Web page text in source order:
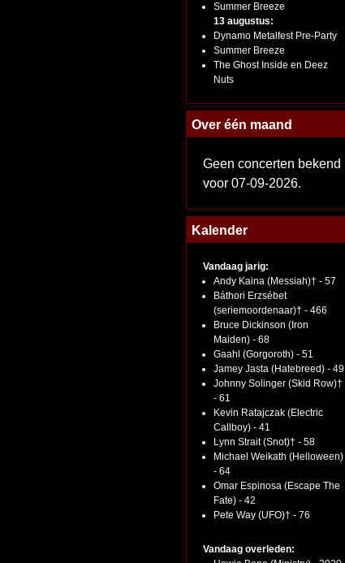
Summer Breeze
13 augustus:
Dynamo Metalfest Pre-Party
Summer Breeze
The Ghost Inside en Deez
Nuts
Over één maand
Geen concerten bekend
voor 07-09-2026.
Kalender
Vandaag jarig:
Andy Kaina (Messiah)† - 57
Báthori Erzsébet
(seriemoordenaar)† - 466
Bruce Dickinson (Iron
Maiden) - 68
Gaahl (Gorgoroth) - 51
Jamey Jasta (Hatebreed) - 49
Johnny Solinger (Skid Row)†
- 61
Kevin Ratajczak (Electric
Callboy) - 41
Lynn Strait (Snot)† - 58
Michael Weikath (Helloween)
- 64
Omar Espinosa (Escape The
Fate) - 42
Pete Way (UFO)† - 76
Vandaag overleden: